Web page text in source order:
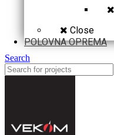
Close
POLOVNA OPREMA
Search